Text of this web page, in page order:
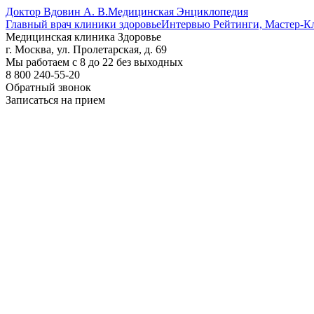
Доктор Вдовин А. В.Медицинская Энциклопедия
Главный врач клиники здоровьеИнтервью Рейтинги, Мастер-
Медицинская клиника Здоровье
г. Москва, ул. Пролетарская, д. 69
Мы работаем с 8 до 22 без выходных
8 800 240-55-20
Обратный звонок
Записаться на прием